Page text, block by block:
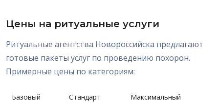
Цены на ритуальные услуги
Ритуальные агентства Новороссийска предлагают
готовые пакеты услуг по проведению похорон.
Примерные цены по категориям:
Базовый Стандарт Максимальный